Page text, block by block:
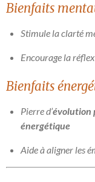
Bienfaits
Stimule la clarté
Encourage la
Bienfaits
Pierre d’évolution
énergétique
Aide à aligner les